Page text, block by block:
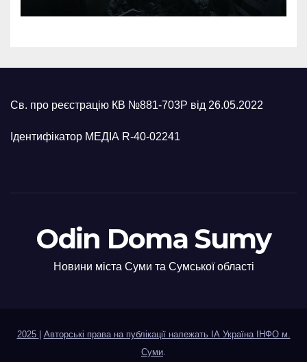
Св. про реєстрацію КВ №881-703Р від 26.05.2022
Ідентифікатор МЕДІА R-40-02241
Odin Doma Sumy
Новини міста Суми та Сумської області
2025
Авторські права на публікації належать ІА Україна ІНФО м.
Суми.